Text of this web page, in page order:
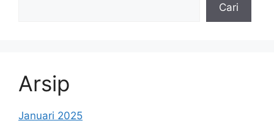
Cari
Arsip
Januari 2025